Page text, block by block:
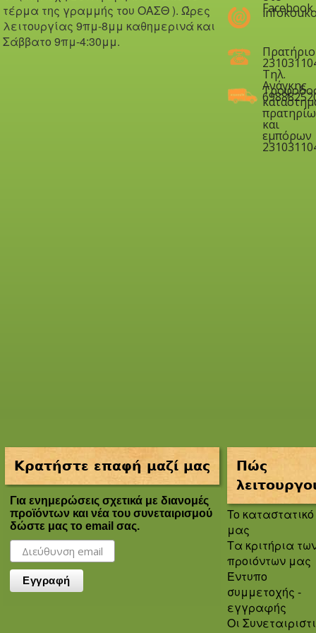
τέρμα της γραμμής του ΟΑΣΘ ). Ώρες
λειτουργίας 9πμ-8μμ καθημερινά και
Σάββατο 9πμ-4:30μμ.
Facebook
Πρατήριο
Τηλ.
Ανάγκης
και
εμπόρων
Κρατήστε επαφή μαζί μας
Για ενημερώσεις σχετικά με διανομές
προϊόντων και νέα του συνεταιρισμού
δώστε μας το email σας.
Πώς
To καταστατικό
μας
Τα κριτήρια
προιόντων μας
Έντυπο
συμμετοχής -
εγγραφής
Οι